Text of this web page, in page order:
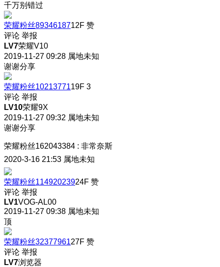
千万别错过
荣耀粉丝8934618712F 赞
评论 举报
LV7荣耀V10
2019-11-27 09:28 属地未知
谢谢分享
荣耀粉丝1021377119F 3
评论 举报
LV10荣耀9X
2019-11-27 09:32 属地未知
谢谢分享
荣耀粉丝162043384 : 非常奈斯
2020-3-16 21:53 属地未知
荣耀粉丝11492023924F 赞
评论 举报
LV1VOG-AL00
2019-11-27 09:38 属地未知
顶
荣耀粉丝3237796127F 赞
评论 举报
LV7浏览器